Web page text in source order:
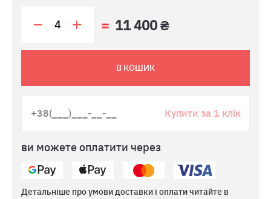
11 400 ₴
В КОШИК
Купити за 1 клік
ви можете оплатити через
Детальніше про умови доставки і оплати читайте в